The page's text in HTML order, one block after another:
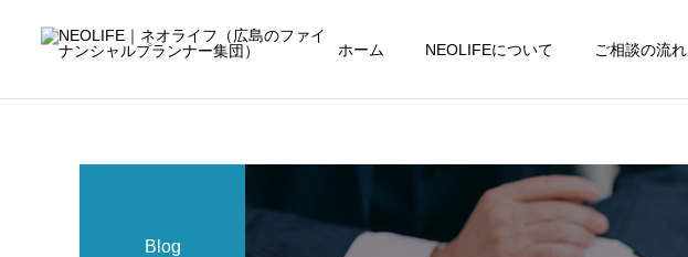
ホーム NEOLIFEについて ご相談の流れ
Blog